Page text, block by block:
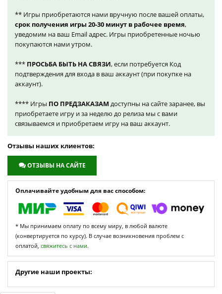
** Игры приобретаются нами вручную после вашей оплаты,
срок получения игры 20-30 минут в рабочее время,
уведомим на ваш Email адрес. Игры приобретенные ночью
покупаются нами утром.
*** ПРОСЬБА БЫТЬ НА СВЯЗИ, если потребуется Код
подтверждения для входа в ваш аккаунт (при покупке на
аккаунт).
**** Игры ПО ПРЕДЗАКАЗАМ доступны на сайте заранее, вы
приобретаете игру и за неделю до релиза мы с вами
связываемся и приобретаем игру на ваш аккаунт.
Отзывы наших клиентов:
ОТЗЫВЫ НА САЙТЕ
Оплачивайте удобным для вас способом:
* Мы принимаем оплату по всему миру, в любой валюте
(конвертируется по курсу). В случае возникновения проблем с
оплатой, свяжитесь с нами.
Другие наши проекты: